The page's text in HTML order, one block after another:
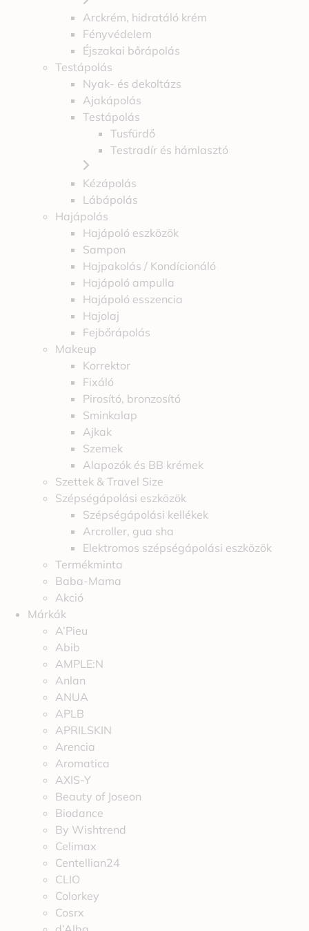
Arckrém, hidratáló krém
Fényvédelem
Éjszakai bőrápolás
Testápolás
Nyak- és dekoltázs
Ajakápolás
Testápolás
Tusfürdő
Testradír és hámlasztó
Kézápolás
Lábápolás
Hajápolás
Hajápoló eszközök
Sampon
Hajpakolás / Kondícionáló
Hajápoló ampulla
Hajápoló esszencia
Hajolaj
Fejbőrápolás
Makeup
Korrektor
Fixáló
Pirosító, bronzosító
Sminkalap
Ajkak
Szemek
Alapozók és BB krémek
Szettek & Travel Size
Szépségápolási eszközök
Szépségápolási kellékek
Arcroller, gua sha
Elektromos szépségápolási eszközök
Termékminta
Baba-Mama
Akció
Márkák
A’Pieu
Abib
AMPLE:N
Anlan
ANUA
APLB
APRILSKIN
Arencia
Aromatica
AXIS-Y
Beauty of Joseon
Biodance
By Wishtrend
Celimax
Centellian24
CLIO
Colorkey
Cosrx